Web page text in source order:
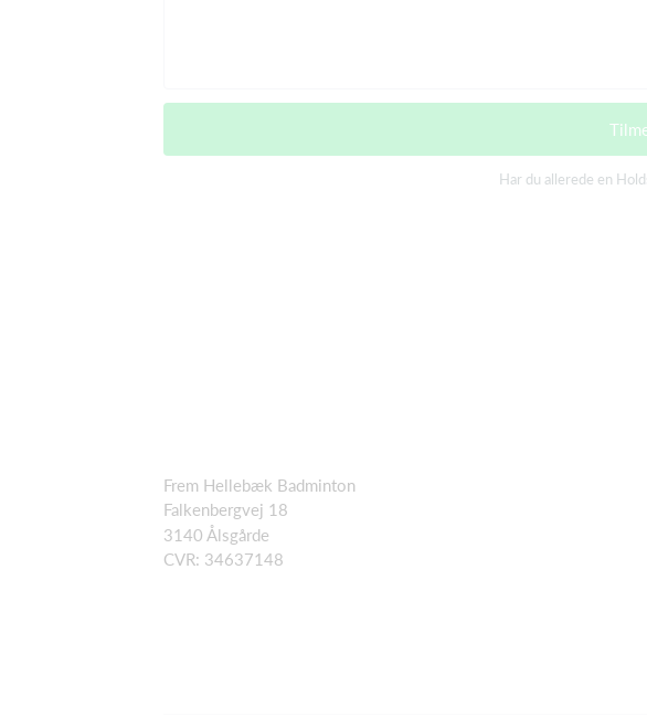
Har du allerede en
Frem Hellebæk Badminton
Falkenbergvej 18
3140 Ålsgårde
CVR: 34637148